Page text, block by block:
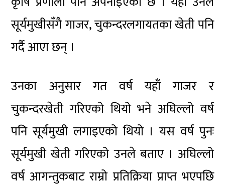
सूर्यमुखीसँगै गाजर, चुकन्दरलगायतका खेती पनि
गर्दै आएा छन् ।
उनका अनुसार गत वर्ष यहाँ गाजर र
चुकन्दरखेती गरिएको थियो भने अघिल्लो वर्ष
पनि सूर्यमुखी लगाइएको थियो । यस वर्ष पुनः
सूर्यमुखी खेती गरिएको उनले बताए । अघिल्लो
वर्ष आगन्तुकबाट राम्रो प्रतिक्रिया प्राप्त भएपछि